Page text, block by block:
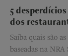
5
dos
Saiba quais são
baseadas na